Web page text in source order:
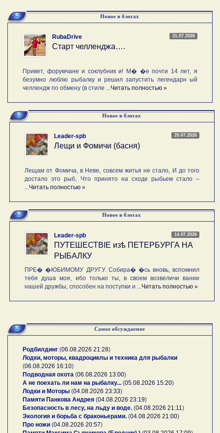
Новое в блогах
31.07.2026
RubaDrive
Старт челленджа….
Привет, форумчане и соклубник и! М� �е почти 14 лет, я
безумно люблю рыбалку и решил запустить легендарн ый
челлендж по обмену (в стиле ... Читать полностью »
Новое в блогах
20.07.2026
Leader-spb
Лещи и Фомичи (басня)
Лещам от Фомича, в Неве, совсем житья не стало, И до того
достало это рыб, Что принято на сходе рыбьем стало –
Читать полностью »
Новое в блогах
14.07.2026
Leader-spb
ПУТЕШЕСТВIE изѣ ПЕТЕРБУРГА НА
РЫБАЛКУ
ПРЕ� �ЮБИМОМУ ДРУГУ. Собира� �сь вновь, вспомнил
тебя душа моя, ибо только ты, в своем возвеличи вании
нашей дружбы, способен на поступки и ... Читать полностью »
Самое обсуждаемое
Родбилдинг (06.08.2026 21:28)
Лодки, моторы, квадроциклы и техника для рыбалки
(06.08.2026 16:10)
Подводная охота (06.08.2026 13:00)
А не поехать ли нам на рыбалку... (05.08.2026 15:20)
Лодки и Моторы (04.08.2026 23:33)
Памяти Панкова Андрея (04.08.2026 23:19)
Безопасность в лесу, на льду и воде. (04.08.2026 21:11 )
Экология и борьба с браконьерами. (04.08.2026 21:00)
Про ножи (04.08.2026 20:57)